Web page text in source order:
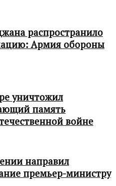
распространило
Армия обороны
уничтожил
память
войне
направил
премьер-министру